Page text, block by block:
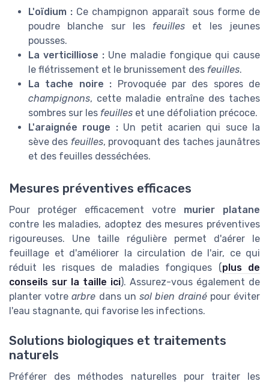
L'oïdium : Ce champignon apparaît sous forme de
poudre blanche sur les feuilles et les jeunes
pousses.
La verticilliose : Une maladie fongique qui cause
le flétrissement et le brunissement des feuilles.
La tache noire : Provoquée par des spores de
champignons, cette maladie entraîne des taches
sombres sur les feuilles et une défoliation précoce.
L'araignée rouge :Un petit acarien qui suce la
sève des feuilles, provoquant des taches jaunâtres
et des feuilles desséchées.
Mesures préventives efficaces
Pour protéger efficacement votre murier platane
contre les maladies, adoptez des mesures préventives
rigoureuses. Une taille régulière permet d'aérer le
feuillage et d'améliorer la circulation de l'air, ce qui
réduit les risques de maladies fongiques (plus de
conseils sur la taille ici). Assurez-vous également de
planter votrearbre dans unsol bien drainépour éviter
l'eau stagnante, qui favorise les infections.
Solutions biologiques et traitements
naturels
Préférer des méthodes naturelles pour traiter les